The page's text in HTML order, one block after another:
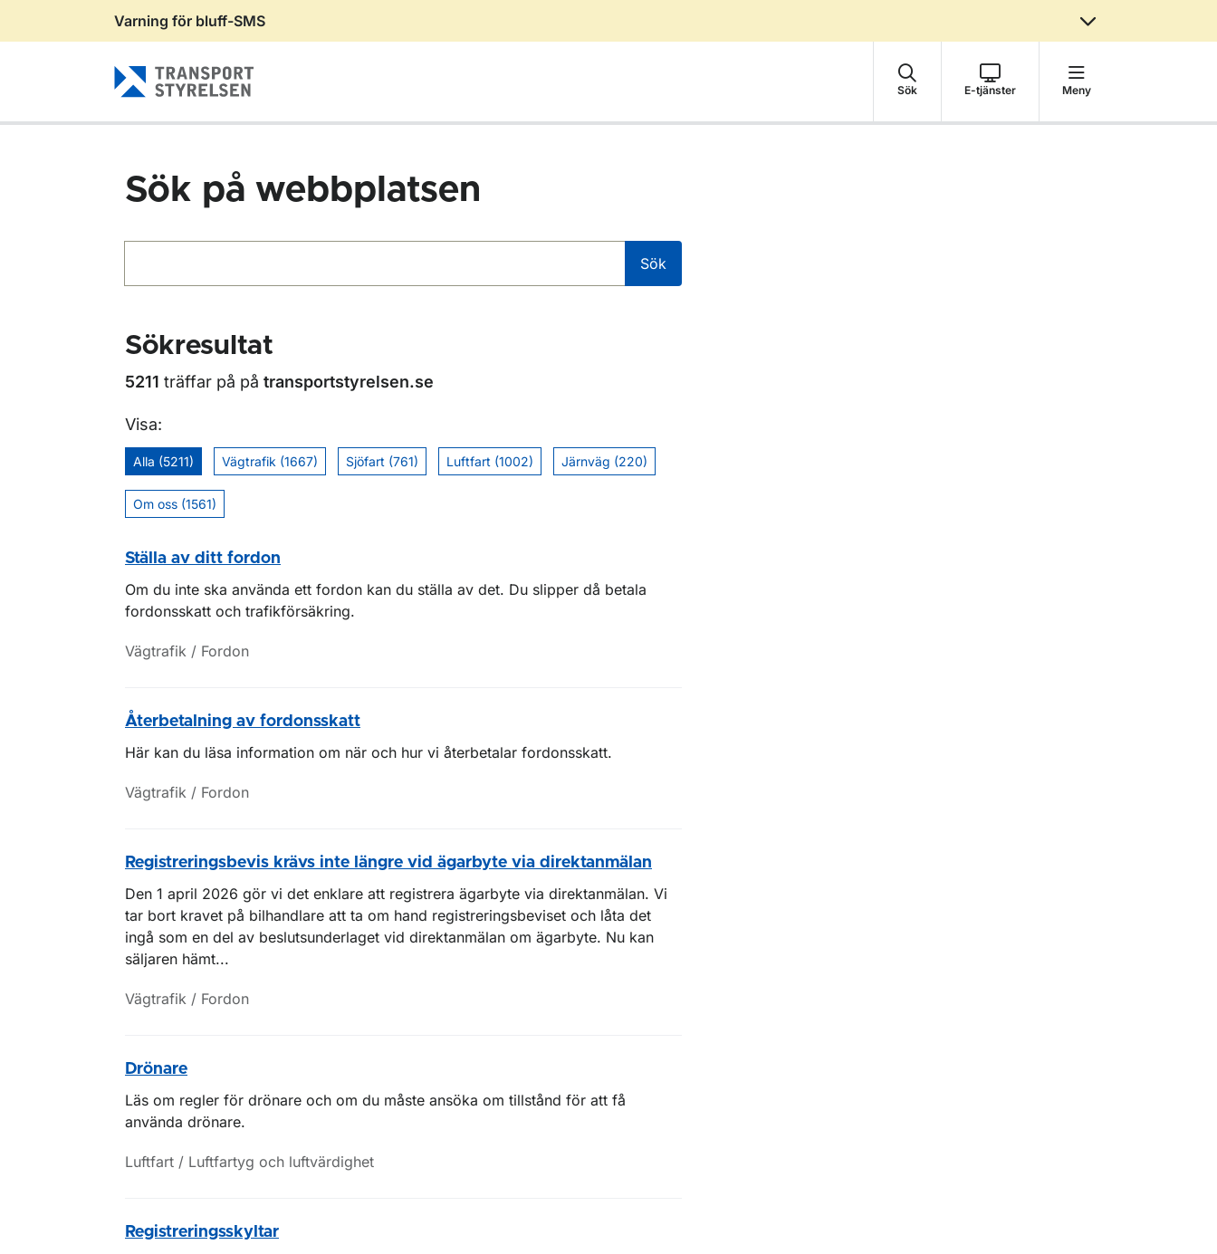
Gå till sidans innehåll
Varning för bluff-SMS
Sök E-tjänster Meny
Sök på webbplatsen
Sök
Sökresultat
5211 träffar på på transportstyrelsen.se
Visa:
Alla (5211) Vägtrafik (1667) Sjöfart (761) Luftfart (1002) Järnväg (220)
Om oss (1561)
Ställa av ditt fordon
Om du inte ska använda ett fordon kan du ställa av det. Du slipper då betala
fordonsskatt och trafikförsäkring.
Vägtrafik / Fordon
Återbetalning av fordonsskatt
Här kan du läsa information om när och hur vi återbetalar fordonsskatt.
Vägtrafik / Fordon
Registreringsbevis krävs inte längre vid ägarbyte via direktanmälan
Den 1 april 2026 gör vi det enklare att registrera ägarbyte via direktanmälan. Vi
tar bort kravet på bilhandlare att ta om hand registreringsbeviset och låta det
ingå som en del av beslutsunderlaget vid direktanmälan om ägarbyte. Nu kan
säljaren hämt...
Vägtrafik / Fordon
Drönare
Läs om regler för drönare och om du måste ansöka om tillstånd för att få
använda drönare.
Luftfart / Luftfartyg och luftvärdighet
Registreringsskyltar